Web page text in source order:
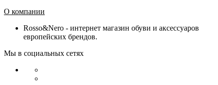
О компании
Rosso&Nero - интернет магазин обуви и аксессуаров
европейских брендов.
Мы в социальных сетях